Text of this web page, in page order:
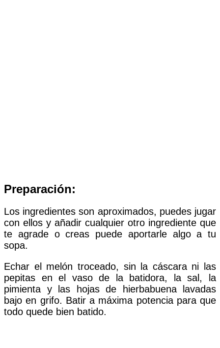
Preparación:
Los ingredientes son aproximados, puedes jugar
con ellos y añadir cualquier otro ingrediente que
te agrade o creas puede aportarle algo a tu
sopa.
Echar el melón troceado, sin la cáscara ni las
pepitas en el vaso de la batidora, la sal, la
pimienta y las hojas de hierbabuena lavadas
bajo en grifo. Batir a máxima potencia para que
todo quede bien batido.